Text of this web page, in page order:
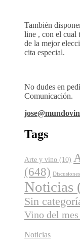
También
line , con el cual
de la mejor
cita especial.
No dudes en
Comunicación.
Tags
Arte y vino (10)
(648)
Noticias
Sin
Vino del mes
Noticias